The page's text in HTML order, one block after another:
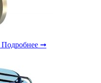
Подробнее ➞